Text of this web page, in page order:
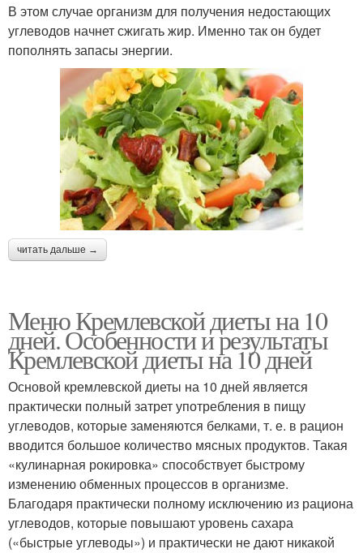
В этом случае организм для получения недостающих
углеводов начнет сжигать жир. Именно так он будет
пополнять запасы энергии.
читать дальше →
Меню Кремлевской диеты на 10
дней. Особенности и результаты
Кремлевской диеты на 10 дней
Основой кремлевской диеты на 10 дней является
практически полный затрет употребления в пищу
углеводов, которые заменяются белками, т. е. в рацион
вводится большое количество мясных продуктов. Такая
«кулинарная рокировка» способствует быстрому
изменению обменных процессов в организме.
Благодаря практически полному исключению из рациона
углеводов, которые повышают уровень сахара
(«быстрые углеводы») и практически не дают никакой